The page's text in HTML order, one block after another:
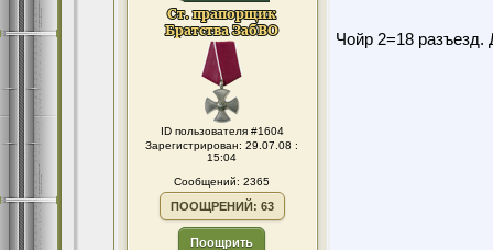
ID пользователя #1604
Зарегистрирован: 29.07.08 :
15:04
Сообщений: 2365
ПООЩРЕНИЙ: 63
Поощрить
Чойр 2=18